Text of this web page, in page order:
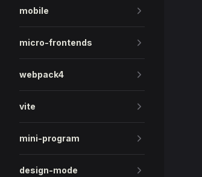
mobile
micro-frontends
webpack4
vite
mini-program
design-mode